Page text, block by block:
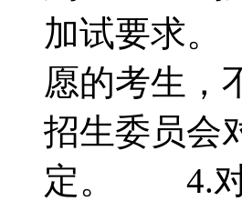
加试要求
愿的考生
招生委员会
定。 4.对